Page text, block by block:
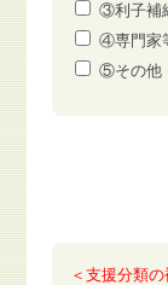
③利子補
④専門家
⑤その他
＜支援分類の